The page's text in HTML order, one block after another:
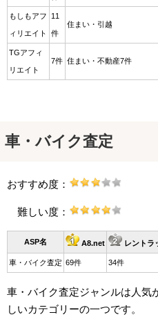
もしもアフ
ィリエイト
11
件
住まい・引越
TGアフィ
リエイト
7件 住まい・不動産7件
車・バイク査定
おすすめ度：
難しい度：
ASP名 A8.net レントラ
車・バイク査定 69件 34件
車・バイク査定ジャンルは人気
しいカテゴリーの一つです。